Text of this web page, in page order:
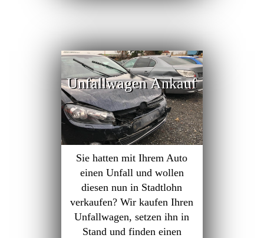
Unfallwagen Ankauf
Sie hatten mit Ihrem Auto
einen Unfall und wollen
diesen nun in Stadtlohn
verkaufen? Wir kaufen Ihren
Unfallwagen, setzen ihn in
Stand und finden einen